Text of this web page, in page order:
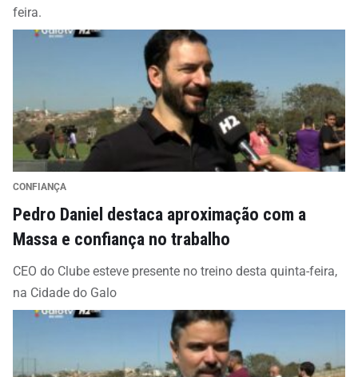
feira.
CONFIANÇA
Pedro Daniel destaca aproximação com a
Massa e confiança no trabalho
CEO do Clube esteve presente no treino desta quinta-feira,
na Cidade do Galo